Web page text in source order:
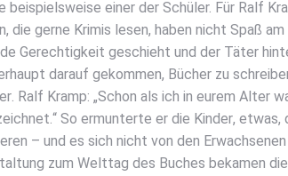
bei­spiels­wei­se einer der Schü­ler. Für Ralf
die ger­ne Kri­mis lesen, haben nicht Spaß
Gerech­tig­keit geschieht und der Täter
dar­auf gekom­men, Bücher zu
Ralf Kramp: „Schon als ich in eurem Alter
So ermun­ter­te er die Kin­der, etwas,
– und es sich nicht von den
zum Welt­tag des Buches beka­men